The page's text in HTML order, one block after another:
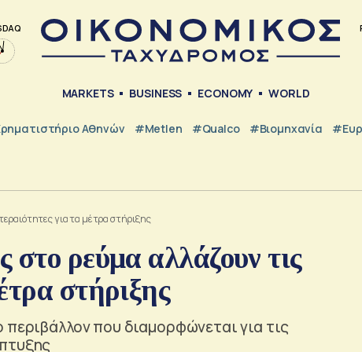
MARKETS BUSINESS ECONOMY WORLD
Αθηνών #metlen #Qualco #Βιομηχανία
για τα μέτρα στήριξης
ρεύμα αλλάζουν τις
στήριξης
που διαμορφώνεται για τις